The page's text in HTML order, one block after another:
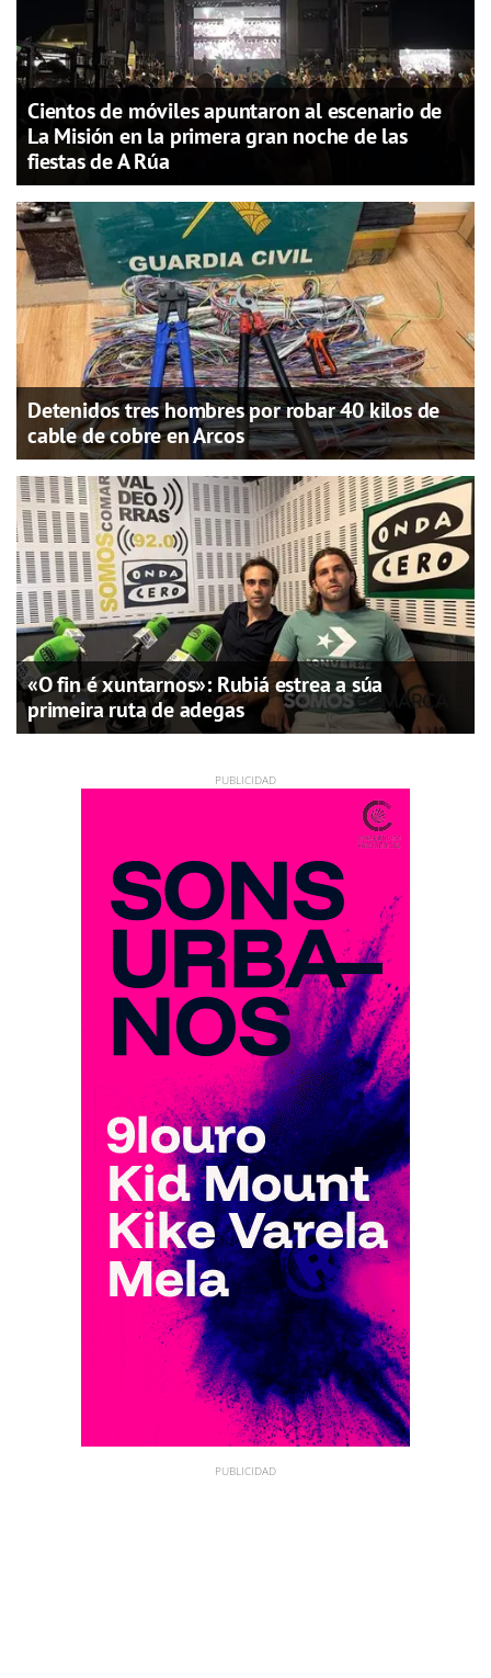
Cientos de móviles apuntaron al escenario de
La Misión en la primera gran noche de las
fiestas de A Rúa
Detenidos tres hombres por robar 40 kilos de
cable de cobre en Arcos
«O fin é xuntarnos»: Rubiá estrea a súa
primeira ruta de adegas